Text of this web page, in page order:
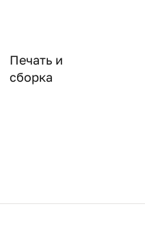
Печать и
сборка